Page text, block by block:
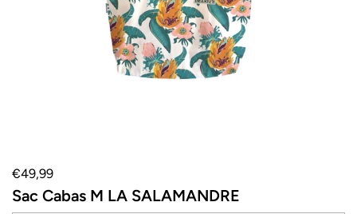
€49,99
Sac Cabas M LA SALAMANDRE